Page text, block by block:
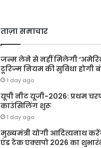
ताज़ा समाचार
जन्म लेने से नहीं मिलेगी
टूरिज्म नियम की सुविधा होगी
1 day ago
यूपी नीट यूजी-2026: प्रथम
काउंसिलिंग शुरू
1 day ago
मुख्यमंत्री योगी आदित्यनाथ
एंड टेक एक्सपो 2026 का